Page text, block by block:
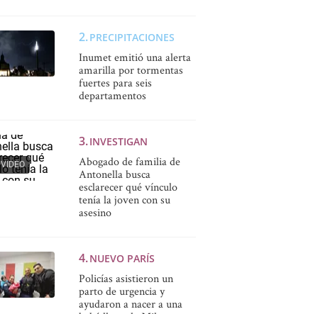
PRECIPITACIONES
Inumet emitió una alerta
amarilla por tormentas
fuertes para seis
departamentos
VIDEO
INVESTIGAN
Abogado de familia de
Antonella busca
esclarecer qué vínculo
tenía la joven con su
asesino
NUEVO PARÍS
Policías asistieron un
parto de urgencia y
ayudaron a nacer a una